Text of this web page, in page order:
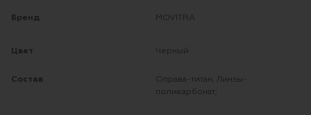
Бренд MOVITRA
Цвет Черный
Состав
Оправа-титан; Линзы-
поликарбонат;